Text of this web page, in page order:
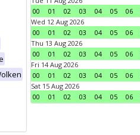
00
01 02 03 04 05 06
Wed 12 Aug 2026
00
01 02 03 04 05 06
Thu 13 Aug 2026
00
01 02 03 04 05 06
Fri 14 Aug 2026
00
01 02 03 04 05 06
Sat 15 Aug 2026
00
01 02 03 04 05 06